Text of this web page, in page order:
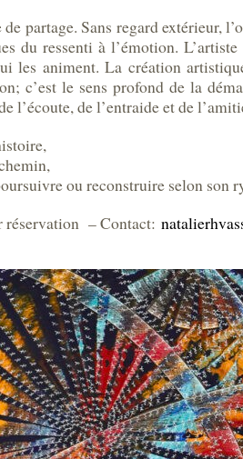
de partage. Sans regard extérieur,
du ressenti à l’émotion.
les animent. La création
c’est le sens profond de la
l’écoute, de l’entraide et de
ou reconstruire selon son
réservation – Contact: